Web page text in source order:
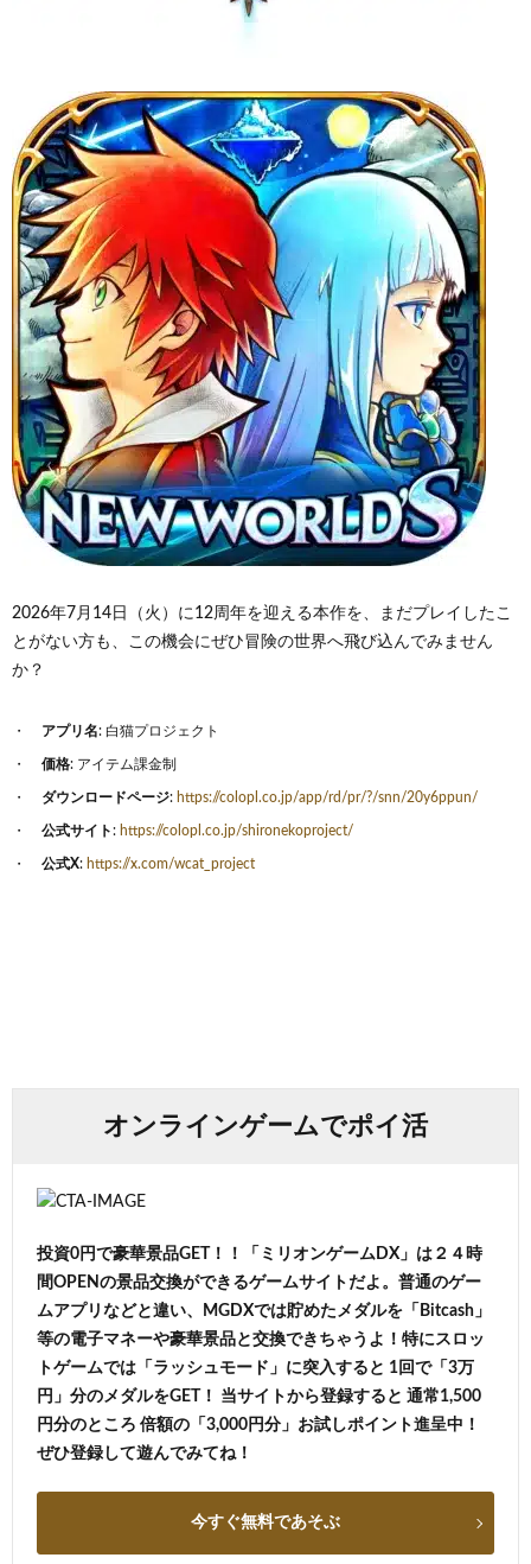
2026年7月14日（火）に12周年を迎える本作を、まだプレイしたこ
とがない方も、この機会にぜひ冒険の世界へ飛び込んでみません
か？
アプリ名: 白猫プロジェクト
価格: アイテム課金制
ダウンロードページ: https://colopl.co.jp/app/rd/pr/?/snn/20y6ppun/
公式サイト: https://colopl.co.jp/shironekoproject/
公式X: https://x.com/wcat_project
オンラインゲームでポイ活
投資0円で豪華景品GET！！「ミリオンゲームDX」は２４時
間OPENの景品交換ができるゲームサイトだよ。普通のゲー
ムアプリなどと違い、MGDXでは貯めたメダルを「Bitcash」
等の電子マネーや豪華景品と交換できちゃうよ！特にスロッ
トゲームでは「ラッシュモード」に突入すると 1回で「3万
円」分のメダルをGET！ 当サイトから登録すると 通常1,500
円分のところ 倍額の「3,000円分」お試しポイント進呈中！
ぜひ登録して遊んでみてね！
今すぐ無料であそぶ